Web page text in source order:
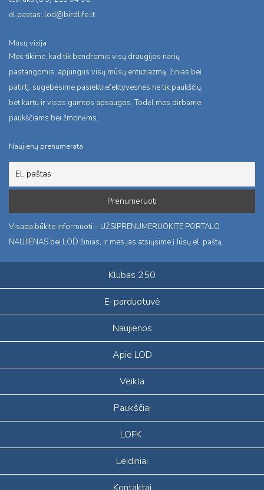
el.pastas: lod@birdlife.lt
Mūsų vizija
Mes tikime, kad tik bendromis visų draugijos narių
pastangomis, apjungus visų mūsų entuziazmą, žinias bei
patirtį, sugebėsime pasiekti efektyvesnės ne tik paukščių,
bet kartu ir visos gamtos apsaugos. Todėl mes dirbame
paukščiams bei žmonėms.
Naujienų prenumerata
Visada būkite informuoti – UŽSIPRENUMERUOKITE PORTALO
NAUJIENAS bei LOD žinias, ir mes jas atsiųsime į Jūsų el. paštą.
Klubas 250
E-parduotuvė
Naujienos
Apie LOD
Veikla
Paukščiai
LOFK
Leidiniai